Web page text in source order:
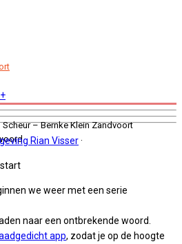
Scheur – Bernke Klein Zandvoort
Rian Visser·
we weer met een serie
naar een ontbrekende woord.
app, zodat je op de hoogte